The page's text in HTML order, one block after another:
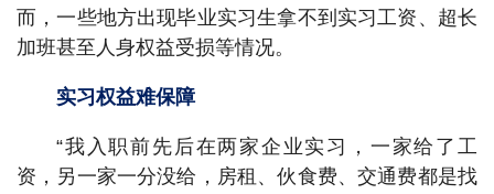
而，一些地方出现毕业实习生拿不到实习工资、超长
加班甚至人身权益受损等情况。
实习权益难保障
“我入职前先后在两家企业实习，一家给了工
资，另一家一分没给，房租、伙食费、交通费都是找